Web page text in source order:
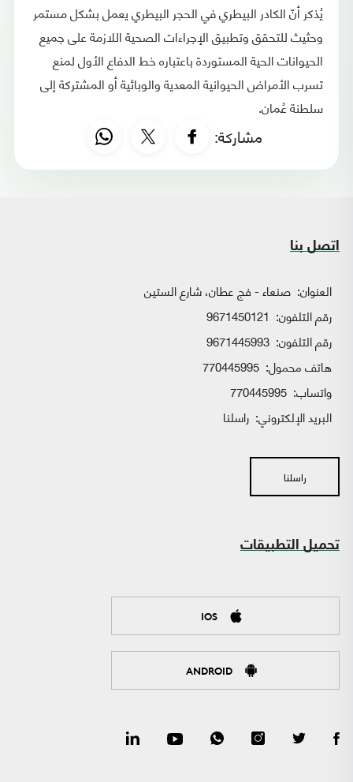
يُذكر أنّ الكادر البيطري في الحجر البيطري يعمل بشكل مستمر
وحثيث للتحقق وتطبيق الإجراءات الصحية اللازمة على جميع
الحيوانات الحية المستوردة باعتباره خط الدفاع الأول لمنع
تسرب الأمراض الحيوانية المعدية والوبائية أو المشتركة إلى
سلطنة عُمان.
مشاركة:
اتصل بنا
العنوان: صنعاء - فج عطان، شارع الستين
رقم التلفون: 9671450121
رقم التلفون: 9671445993
هاتف محمول: 770445995
واتساب:
البريد الإلكتروني: راسلنا
راسلنا
تحميل التطبيقات
IOS
ANDROID